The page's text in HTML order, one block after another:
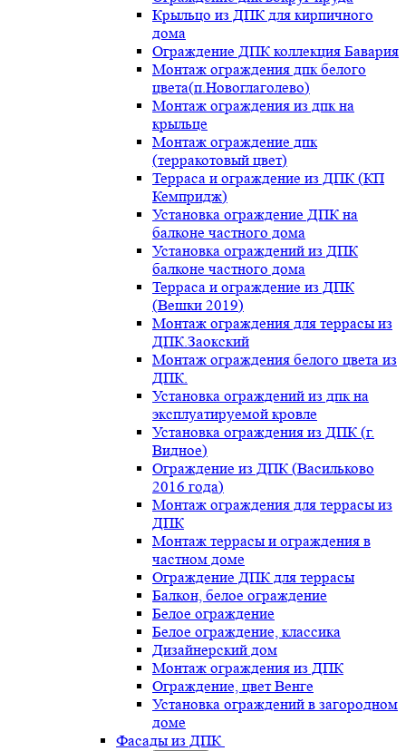
Крыльцо из ДПК для кирпичного
дома
Ограждение ДПК коллекция Бавария
Монтаж ограждения дпк белого
цвета(п.Новоглаголево)
Монтаж ограждения из дпк на
крыльце
Монтаж ограждение дпк
(терракотовый цвет)
Терраса и ограждение из ДПК (КП
Кемпридж)
Установка ограждение ДПК на
балконе частного дома
Установка ограждений из ДПК
балконе частного дома
Терраса и ограждение из ДПК
(Вешки 2019)
Монтаж ограждения для террасы из
ДПК.Заокский
Монтаж ограждения белого цвета из
ДПК.
Установка ограждений из дпк на
эксплуатируемой кровле
Установка ограждения из ДПК (г.
Видное)
Ограждение из ДПК (Васильково
2016 года)
Монтаж ограждения для террасы из
ДПК
Монтаж террасы и ограждения в
частном доме
Ограждение ДПК для террасы
Балкон, белое ограждение
Белое ограждение
Белое ограждение, классика
Дизайнерский дом
Монтаж ограждения из ДПК
Ограждение, цвет Венге
Установка ограждений в загородном
доме
Фасады из ДПК